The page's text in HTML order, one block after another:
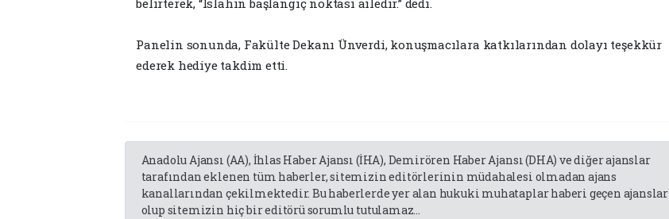
belirterek, “Islahın başlangıç noktası ailedir.” dedi.
Panelin sonunda, Fakülte Dekanı Ünverdi, konuşmacılara katkılarından dolayı teşekkür
ederek hediye takdim etti.
Anadolu Ajansı (AA), İhlas Haber Ajansı (İHA), Demirören Haber Ajansı (DHA) ve diğer ajanslar
tarafından eklenen tüm haberler, sitemizin editörlerinin müdahalesi olmadan ajans
kanallarından çekilmektedir. Bu haberlerde yer alan hukuki muhataplar haberi geçen ajanslar
olup sitemizin hiç bir editörü sorumlu tutulamaz...